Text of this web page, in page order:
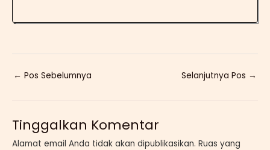
← Pos Sebelumnya Selanjutnya Pos →
Tinggalkan Komentar
Alamat email Anda tidak akan dipublikasikan. Ruas yang